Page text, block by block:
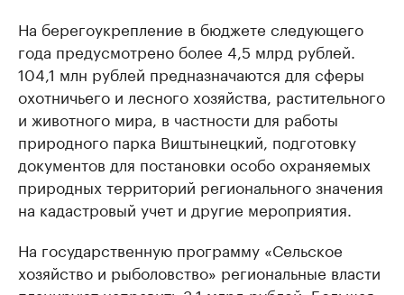
На берегоукрепление в бюджете следующего
года предусмотрено более 4,5 млрд рублей.
104,1 млн рублей предназначаются для сферы
охотничьего и лесного хозяйства, растительного
и животного мира, в частности для работы
природного парка Виштынецкий, подготовку
документов для постановки особо охраняемых
природных территорий регионального значения
на кадастровый учет и другие мероприятия.
На государственную программу «Сельское
хозяйство и рыболовство» региональные власти